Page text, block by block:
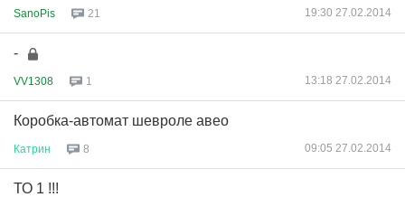
SanoPis 21 19:30 27.02.2014
-
VV1308 1 13:18 27.02.2014
Коробка-автомат шевроле авео
Катрин 8 09:05 27.02.2014
ТО 1 !!!